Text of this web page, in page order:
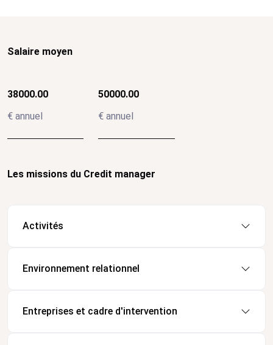
Salaire moyen
38000.00
€ annuel
50000.00
€ annuel
Les missions du Credit manager
Activités
Environnement relationnel
Entreprises et cadre d'intervention